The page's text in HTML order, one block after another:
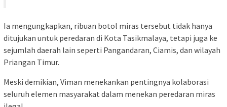
Ia mengungkapkan, ribuan botol miras tersebut tidak hanya
ditujukan untuk peredaran di Kota Tasikmalaya, tetapi juga ke
sejumlah daerah lain seperti Pangandaran, Ciamis, dan wilayah
Priangan Timur.
Meski demikian, Viman menekankan pentingnya kolaborasi
seluruh elemen masyarakat dalam menekan peredaran miras